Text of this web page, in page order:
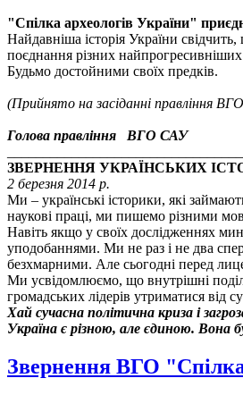
"Спілка археологів України"
Найдавніша історія України свідчить,
поєднання різних
Будьмо достойними своїх предків.
(Прийнято на засіданні правління
Голова правління ВГО
ЗВЕРНЕННЯ УКРАЇНСЬКИХ
2 березня 2014 р.
Ми – українські історики, які
наукові праці, ми пишемо різними
Навіть якщо у своїх дослідженнях
уподобаннями. Ми не раз і не два
безхмарними. Але сьогодні перед
Ми усвідомлюємо, що внутрішні
громадських лідерів утриматися від
Хай сучасна політична криза і
Україна є різною, але єдиною.
Звернення ВГО "Спілка